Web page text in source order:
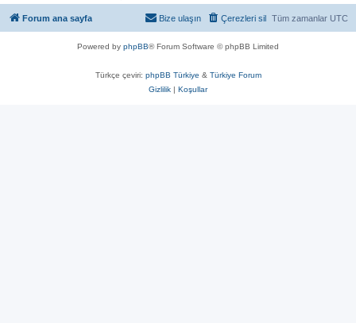
Forum ana sayfa Tüm zamanlar UTC
Çerezleri sil
Bize ulaşın
Powered by phpBB® Forum Software © phpBB Limited
Türkçe çeviri: phpBB Türkiye & Türkiye Forum
Gizlilik | Koşullar